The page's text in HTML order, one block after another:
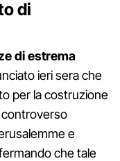
di
di estrema
ieri sera che
per la costruzione
controverso
e
che tale